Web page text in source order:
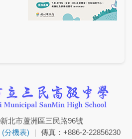
北市蘆洲區三民路96號
(分機表) ｜ 傳真：+886-2-22856230